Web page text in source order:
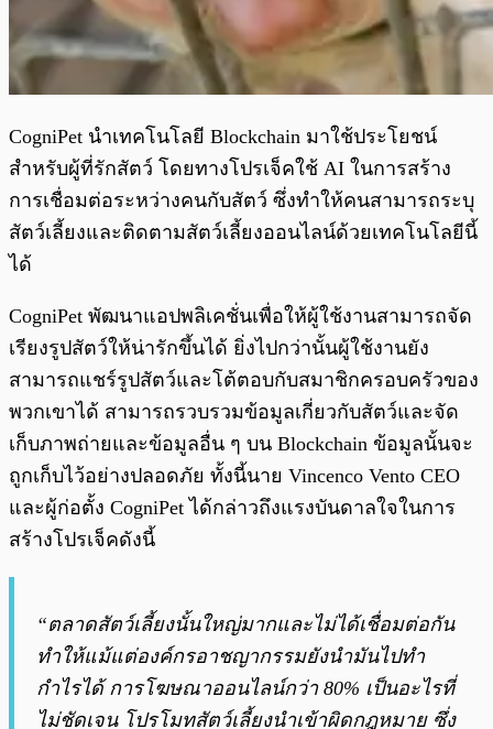
CogniPet นำเทคโนโลยี Blockchain มาใช้ประโยชน์
สำหรับผู้ที่รักสัตว์ โดยทางโปรเจ็คใช้ AI ในการสร้าง
การเชื่อมต่อระหว่างคนกับสัตว์ ซึ่งทำให้คนสามารถระบุ
สัตว์เลี้ยงและติดตามสัตว์เลี้ยงออนไลน์ด้วยเทคโนโลยีนี้
ได้
CogniPet พัฒนาแอปพลิเคชั่นเพื่อให้ผู้ใช้งานสามารถจัด
เรียงรูปสัตว์ให้น่ารักขึ้นได้ ยิ่งไปกว่านั้นผู้ใช้งานยัง
สามารถแชร์รูปสัตว์และโต้ตอบกับสมาชิกครอบครัวของ
พวกเขาได้ สามารถรวบรวมข้อมูลเกี่ยวกับสัตว์และจัด
เก็บภาพถ่ายและข้อมูลอื่น ๆ บน Blockchain ข้อมูลนั้นจะ
ถูกเก็บไว้อย่างปลอดภัย ทั้งนี้นาย Vincenco Vento CEO
และผู้ก่อตั้ง CogniPet ได้กล่าวถึงแรงบันดาลใจในการ
สร้างโปรเจ็คดังนี้
“ตลาดสัตว์เลี้ยงนั้นใหญ่มากและไม่ได้เชื่อมต่อกัน
ทำให้แม้แต่องค์กรอาชญากรรมยังนำมันไปทำ
กำไรได้ การโฆษณาออนไลน์กว่า 80% เป็นอะไรที่
ไม่ชัดเจน โปรโมทสัตว์เลี้ยงนำเข้าผิดกฎหมาย ซึ่ง